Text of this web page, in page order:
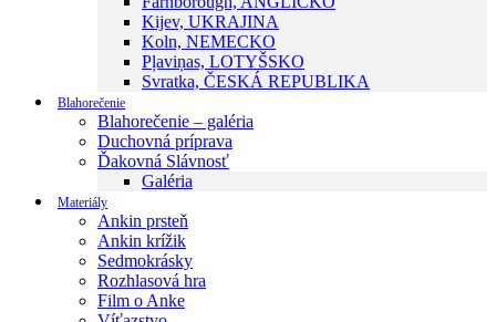
Kijev, UKRAJINA
Koln, NEMECKO
Pļaviņas, LOTYŠSKO
Svratka, ČESKÁ REPUBLIKA
Blahorečenie
Blahorečenie – galéria
Duchovná príprava
Ďakovná Slávnosť
Galéria
Materiály
Ankin prsteň
Ankin krížik
Sedmokrásky
Rozhlasová hra
Film o Anke